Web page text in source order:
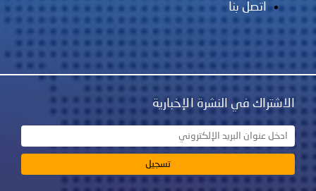
اتصل بنا
الاشتراك في النشرة الإخبارية